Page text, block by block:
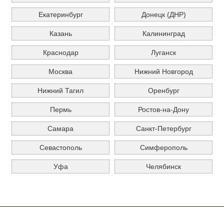
Екатеринбург Донецк (ДНР)
Казань Калининград
Краснодар Луганск
Москва Нижний Новгород
Нижний Тагил Оренбург
Пермь Ростов-на-Дону
Самара Санкт-Петербург
Севастополь Симферополь
Уфа Челябинск